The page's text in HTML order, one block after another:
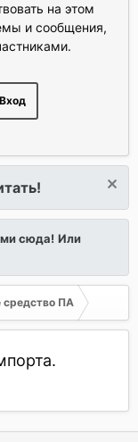
на этом
и сообщения,
Вход
сюда! Или
средство ПА